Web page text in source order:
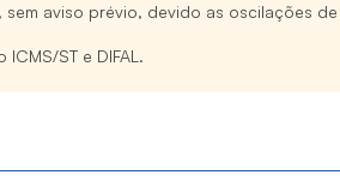
aviso prévio, devido as oscilações
ST e DIFAL.